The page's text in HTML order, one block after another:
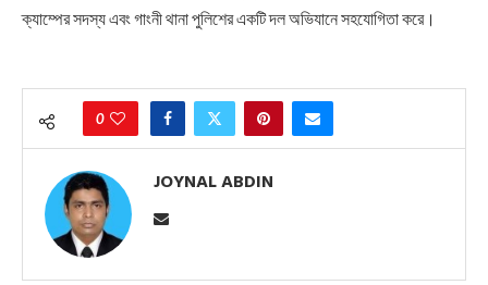
ক্যাম্পের সদস্য এবং গাংনী থানা পুলিশের একটি দল অভিযানে সহযোগিতা করে।
0
JOYNAL ABDIN